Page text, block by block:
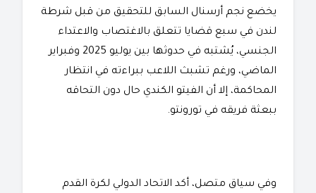
يخضع نجم أرسنال السابق للتحقيق من قبل شرطة
لندن في سبع قضايا تتعلق بالاغتصاب والاعتداء
الجنسي، يُشتبه في حدوثها بين يوليو 2025 وفبراير
الماضي، ورغم تشبث اللاعب ببراءته في انتظار
المحاكمة، إلا أن الفيتو الكندي حال دون التحاقه
ببعثة فريقه في تورونتو.
وفي سياق متصل، أكد الاتحاد الدولي لكرة القدم